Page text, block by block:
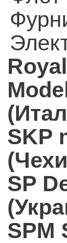
Royal
SKP
SP
SPM